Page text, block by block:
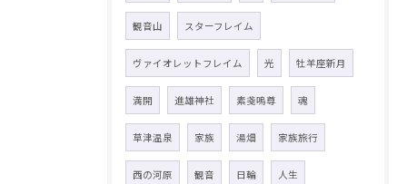
観音山 スターフレイム
ヴァイオレットフレイム 光 牡羊座新月
満開 進雄神社 素戔嗚尊 魂
草津温泉 家族 湯畑 家族旅行
西の河原 観音 日輪 人生